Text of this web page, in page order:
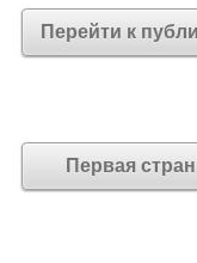
Перейти к
Первая